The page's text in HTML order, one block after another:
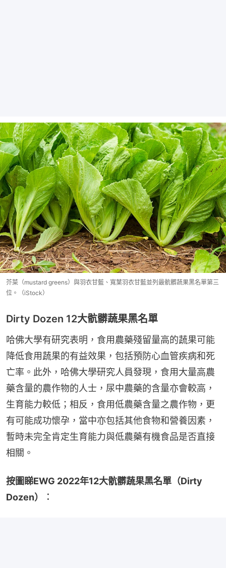
芥菜（mustard greens）與羽衣甘藍、寬葉羽衣甘藍並列最骯髒蔬果黑名單第三
位。（iStock）
Dirty Dozen 12大骯髒蔬果黑名單
哈佛大學有研究表明，食用農藥殘留量高的蔬果可能
降低食用蔬果的有益效果，包括預防心血管疾病和死
亡率。此外，哈佛大學研究人員發現，食用大量高農
藥含量的農作物的人士，尿中農藥的含量亦會較高，
生育能力較低；相反，食用低農藥含量之農作物，更
有可能成功懷孕，當中亦包括其他食物和營養因素，
暫時未完全肯定生育能力與低農藥有機食品是否直接
相關。
按圖睇EWG 2022年12大骯髒蔬果黑名單（Dirty
Dozen）︰